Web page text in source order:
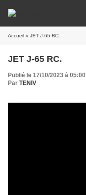
Accueil » JET J-65 RC.
JET J-65 RC.
Publié le 17/10/2023 à 05:00
Par TENIV